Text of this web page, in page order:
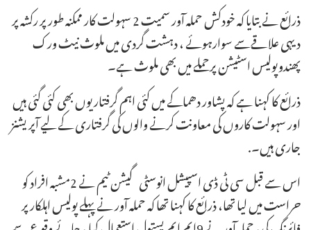
ذرائع نے بتایا کہ خودکش حملہ آور سمیت 2 سہولت کار ممکنہ طور پر رکشہ پر
دیہی علاقےسے سوارہوئے ، دہشت گردی میں ملوث نیٹ ورک
پھندوپولیس اسٹیشن پرحملے میں بھی ملوث ہے۔
ذرائع کا کہنا ہے کہ پشاور دھماکے میں کئی اہم گرفتاریوں بھی کئی گئی ہیں
اور سہولت کاروں کی معاونت کرنے والوں کی گرفتاری کے لیے آپریشنز
جاری ہیں۔.
اس سے قبل سی ٹی ڈی اسپیشل انوسٹی گیشن ٹیم نے 2مشبہ افراد کو
حراست میں لیا تھا، ذرائع کا کہنا تھا کہ حملہ آور نے پہلے پولیس اہلکار پر